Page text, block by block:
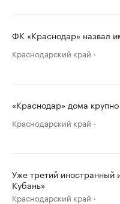
ФК «Краснодар» назвал
Краснодарский край
«Краснодар» дома
Краснодарский край
Уже третий иностранный
Кубань»
Краснодарский край